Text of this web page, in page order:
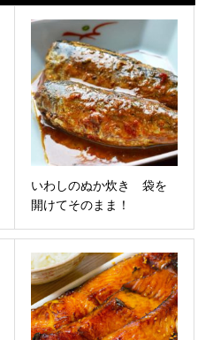
いわしのぬか炊き 袋を
開けてそのまま！